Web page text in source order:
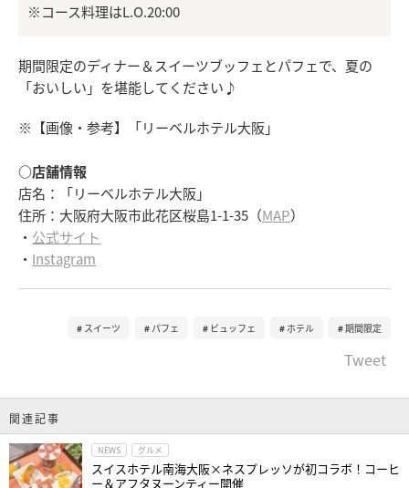
※コース料理はL.O.20:00
期間限定のディナー＆スイーツブッフェとパフェで、夏の
「おいしい」を堪能してください♪
※【画像・参考】「リーベルホテル大阪」
○店舗情報
店名：「リーベルホテル大阪」
住所：大阪府大阪市此花区桜島1-1-35（MAP）
・ 公式サイト
・ Instagram
スイーツ パフェ ビュッフェ ホテル 期間限定
Tweet
関連記事
NEWS グルメ
スイスホテル南海大阪×ネスプレッソが初コラボ！コーヒ
ー＆アフタヌーンティー開催